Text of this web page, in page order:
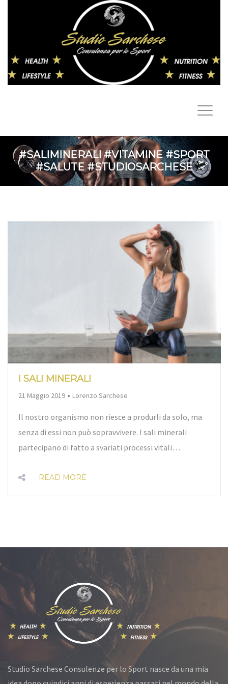
#SALIMINERALI #VITAMINE #SPORT
#SALUTE #STUDIOSARCHESE
I SALI MINERALI
21 Maggio 2019 By
Lorenzo Sarchese
Il nostro organismo non riesce a produrli da solo, ma
senza di essi non può sopravvivere. I sali minerali
partecipano di fatto a svariati processi vitali…
READ MORE
Studio Sarchese Consulenze per lo Sport nasce da una mia